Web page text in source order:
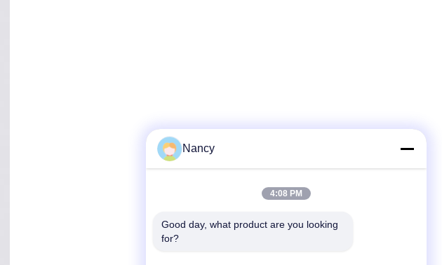
Nancy
4:08 PM
Good day, what product are you looking
for?